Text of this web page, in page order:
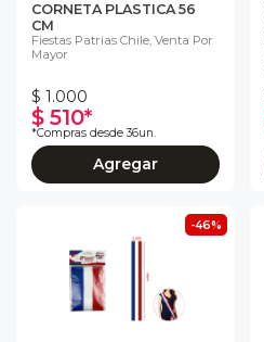
CORNETA PLASTICA 56
CM
Fiestas Patrias Chile, Venta Por
Mayor
$ 1.000
$ 510*
*Compras desde 36un.
Agregar
-46%